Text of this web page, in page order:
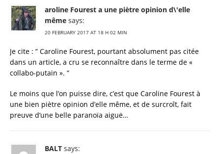
aroline Fourest a une piètre opinion d\'elle
même says:
20 FEBRUARY 2017 AT 18 H 02 MIN
Je cite : ” Caroline Fourest, pourtant absolument pas citée
dans un article, a cru se reconnaître dans le terme de «
collabo-putain ». ”
Le moins que l’on puisse dire, c’est que Caroline Fourest à
une bien piètre opinion d’elle même, et de surcroît, fait
preuve d’une belle paranoïa aiguë…
BALT says: